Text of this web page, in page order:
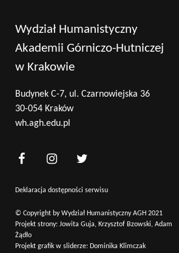
Wydział Humanistyczny
Akademii Górniczo-Hutniczej
w Krakowie
Budynek C-7, ul. Czarnowiejska 36
30-054 Kraków
wh.agh.edu.pl
Deklaracja dostępności serwisu
© Copyright by Wydział Humanistyczny AGH 2021
Projekt strony: Jowita Guja, Krzysztof Bzowski, Adam
Żądło
Projekt grafik w sliderze: Dominika Klimczak